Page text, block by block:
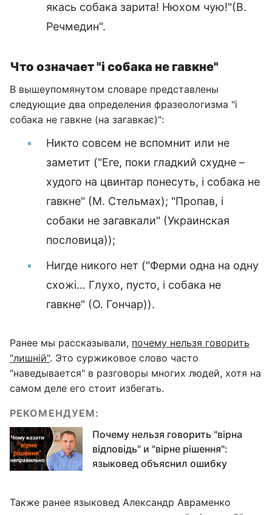
якась собака зарита! Нюхом чую!"(В.
Речмедин".
Что означает "і собака не гавкне"
В вышеупомянутом словаре представлены
следующие два определения фразеологизма "і
собака не гавкне (на загавкає)":
Никто совсем не вспомнит или не
заметит ("Еге, поки гладкий схудне –
худого на цвинтар понесуть, і собака не
гавкне" (М. Стельмах); "Пропав, і
собаки не загавкали" (Украинская
пословица));
Нигде никого нет ("Ферми одна на одну
схожі… Глухо, пусто, і собака не
гавкне" (О. Гончар)).
Ранее мы рассказывали, почему нельзя говорить
"лишній". Это суржиковое слово часто
"наведывается" в разговоры многих людей, хотя на
самом деле его стоит избегать.
РЕКОМЕНДУЕМ:
Почему нельзя говорить "вірна
відповідь" и "вірне рішення":
языковед объяснил ошибку
Также ранее языковед Александр Авраменко